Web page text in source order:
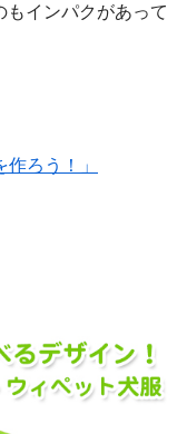
もインパクがあって
ろう！」